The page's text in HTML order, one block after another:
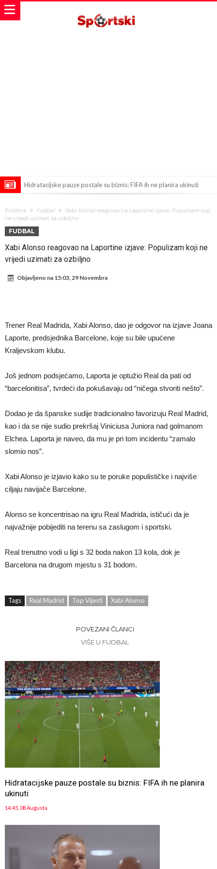
Hidratacijske pauze postale su biznis: FIFA ih ne planira ukinuti
Atletika?!
Ovo se Novaku nikad nije dešavalo: Sinner i Alcaraz odustaju, a
Zverev se odmah “raspao”
Infantino imao ljubavnicu: Isplivale skandalozne informacije, dobila je
novac od UEFA
Mourinho uvodi strogu disciplinu u Real Madrid. Ovo su tri nova
Početna Fudbal
Xabi Alonso reagovao na Laportine izjave: Populizam koji
ne vrijedi uzimati za ozbiljno
FUDBAL
Xabi Alonso reagovao na Laportine izjave: Populizam koji ne
vrijedi uzimati za ozbiljno
Objavljeno na 15:03, 29 Novembra
Trener Real Madrida, Xabi Alonso, dao je odgovor na izjave Joana
Laporte, predsjednika Barcelone, koje su bile upućene
Kraljevskom klubu.
Još jednom podsjećamo, Laporta je optužio Real da pati od
“barcelonitisa”, tvrdeći da pokušavaju od “ničega stvoriti nešto”.
Dodao je da španske sudije tradicionalno favorizuju Real Madrid,
kao i da se nije sudio prekršaj Viniciusa Juniora nad golmanom
Elchea. Laporta je naveo, da mu je pri tom incidentu “zamalo
slomio nos”.
Xabi Alonso je izjavio kako su te poruke populističke i najviše
ciljaju navijače Barcelone.
Alonso se koncentrisao na igru Real Madrida, ističući da je
najvažnije pobijediti na terenu sa zaslugom i sportski.
Real trenutno vodi u ligi s 32 boda nakon 13 kola, dok je
Barcelona na drugom mjestu s 31 bodom.
Tags Real Madrid Top Vijesti Xabi Alonso
POVEZANI ČLANCI
VIŠE U FUDBAL
Hidratacijske pauze postale su biznis: FIFA ih ne planira
ukinuti
14:45, 08 Augusta